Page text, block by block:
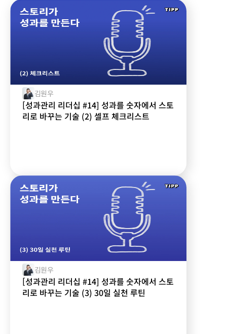
김원우
[성과관리 리더십 #14] 성과를 숫자에서 스토
리로 바꾸는 기술 (2) 셀프 체크리스트
김원우
[성과관리 리더십 #14] 성과를 숫자에서 스토
리로 바꾸는 기술 (3) 30일 실천 루틴